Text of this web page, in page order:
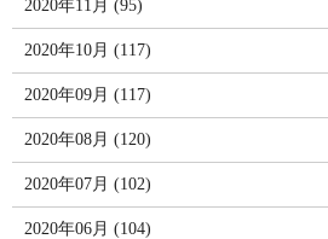
2020年11月 (95)
2020年10月 (117)
2020年09月 (117)
2020年08月 (120)
2020年07月 (102)
2020年06月 (104)